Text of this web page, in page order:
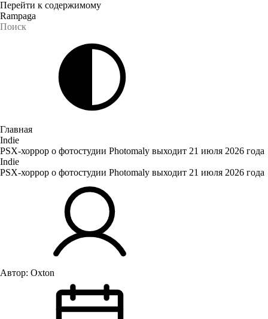
Перейти к содержимому
Rampaga
Главная
Indie
PSX-хоррор о фотостудии Photomaly выходит 21 июля 2026 года
Indie
PSX-хоррор о фотостудии Photomaly выходит 21 июля 2026 года
Автор: Oxton